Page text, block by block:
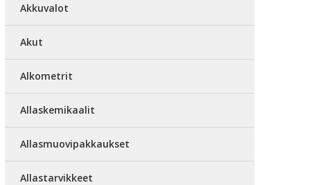
Akkuvalot
Akut
Alkometrit
Allaskemikaalit
Allasmuovipakkaukset
Allastarvikkeet